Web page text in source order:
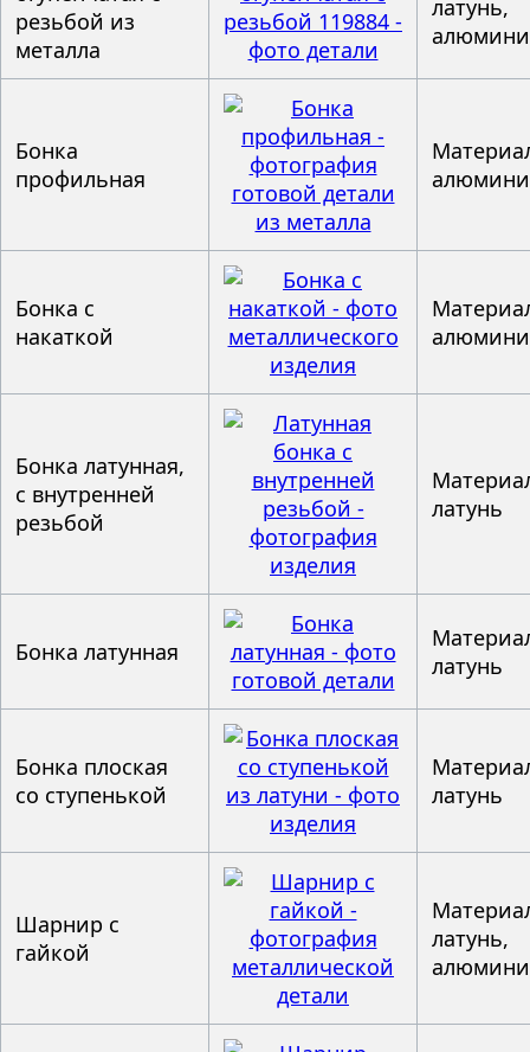
резьбой из
металла
латунь,
Бонка
профильная
Бонка с
накаткой
Бонка латунная,
с внутренней
резьбой
латунь
Бонка латунная
латунь
Бонка плоская
со ступенькой
латунь
Шарнир с
гайкой
латунь,